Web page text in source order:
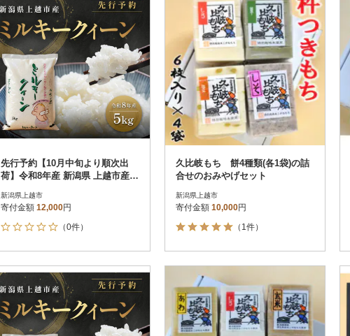
先行予約【10月中旬より順次出
荷】令和8年産 新潟県 上越市産
新潟県上越市
寄付金額 12,000円
（0件）
久比岐もち 餅4種類(各1袋)の詰
合せのおみやげセット
新潟県上越市
寄付金額 10,000円
（1件）